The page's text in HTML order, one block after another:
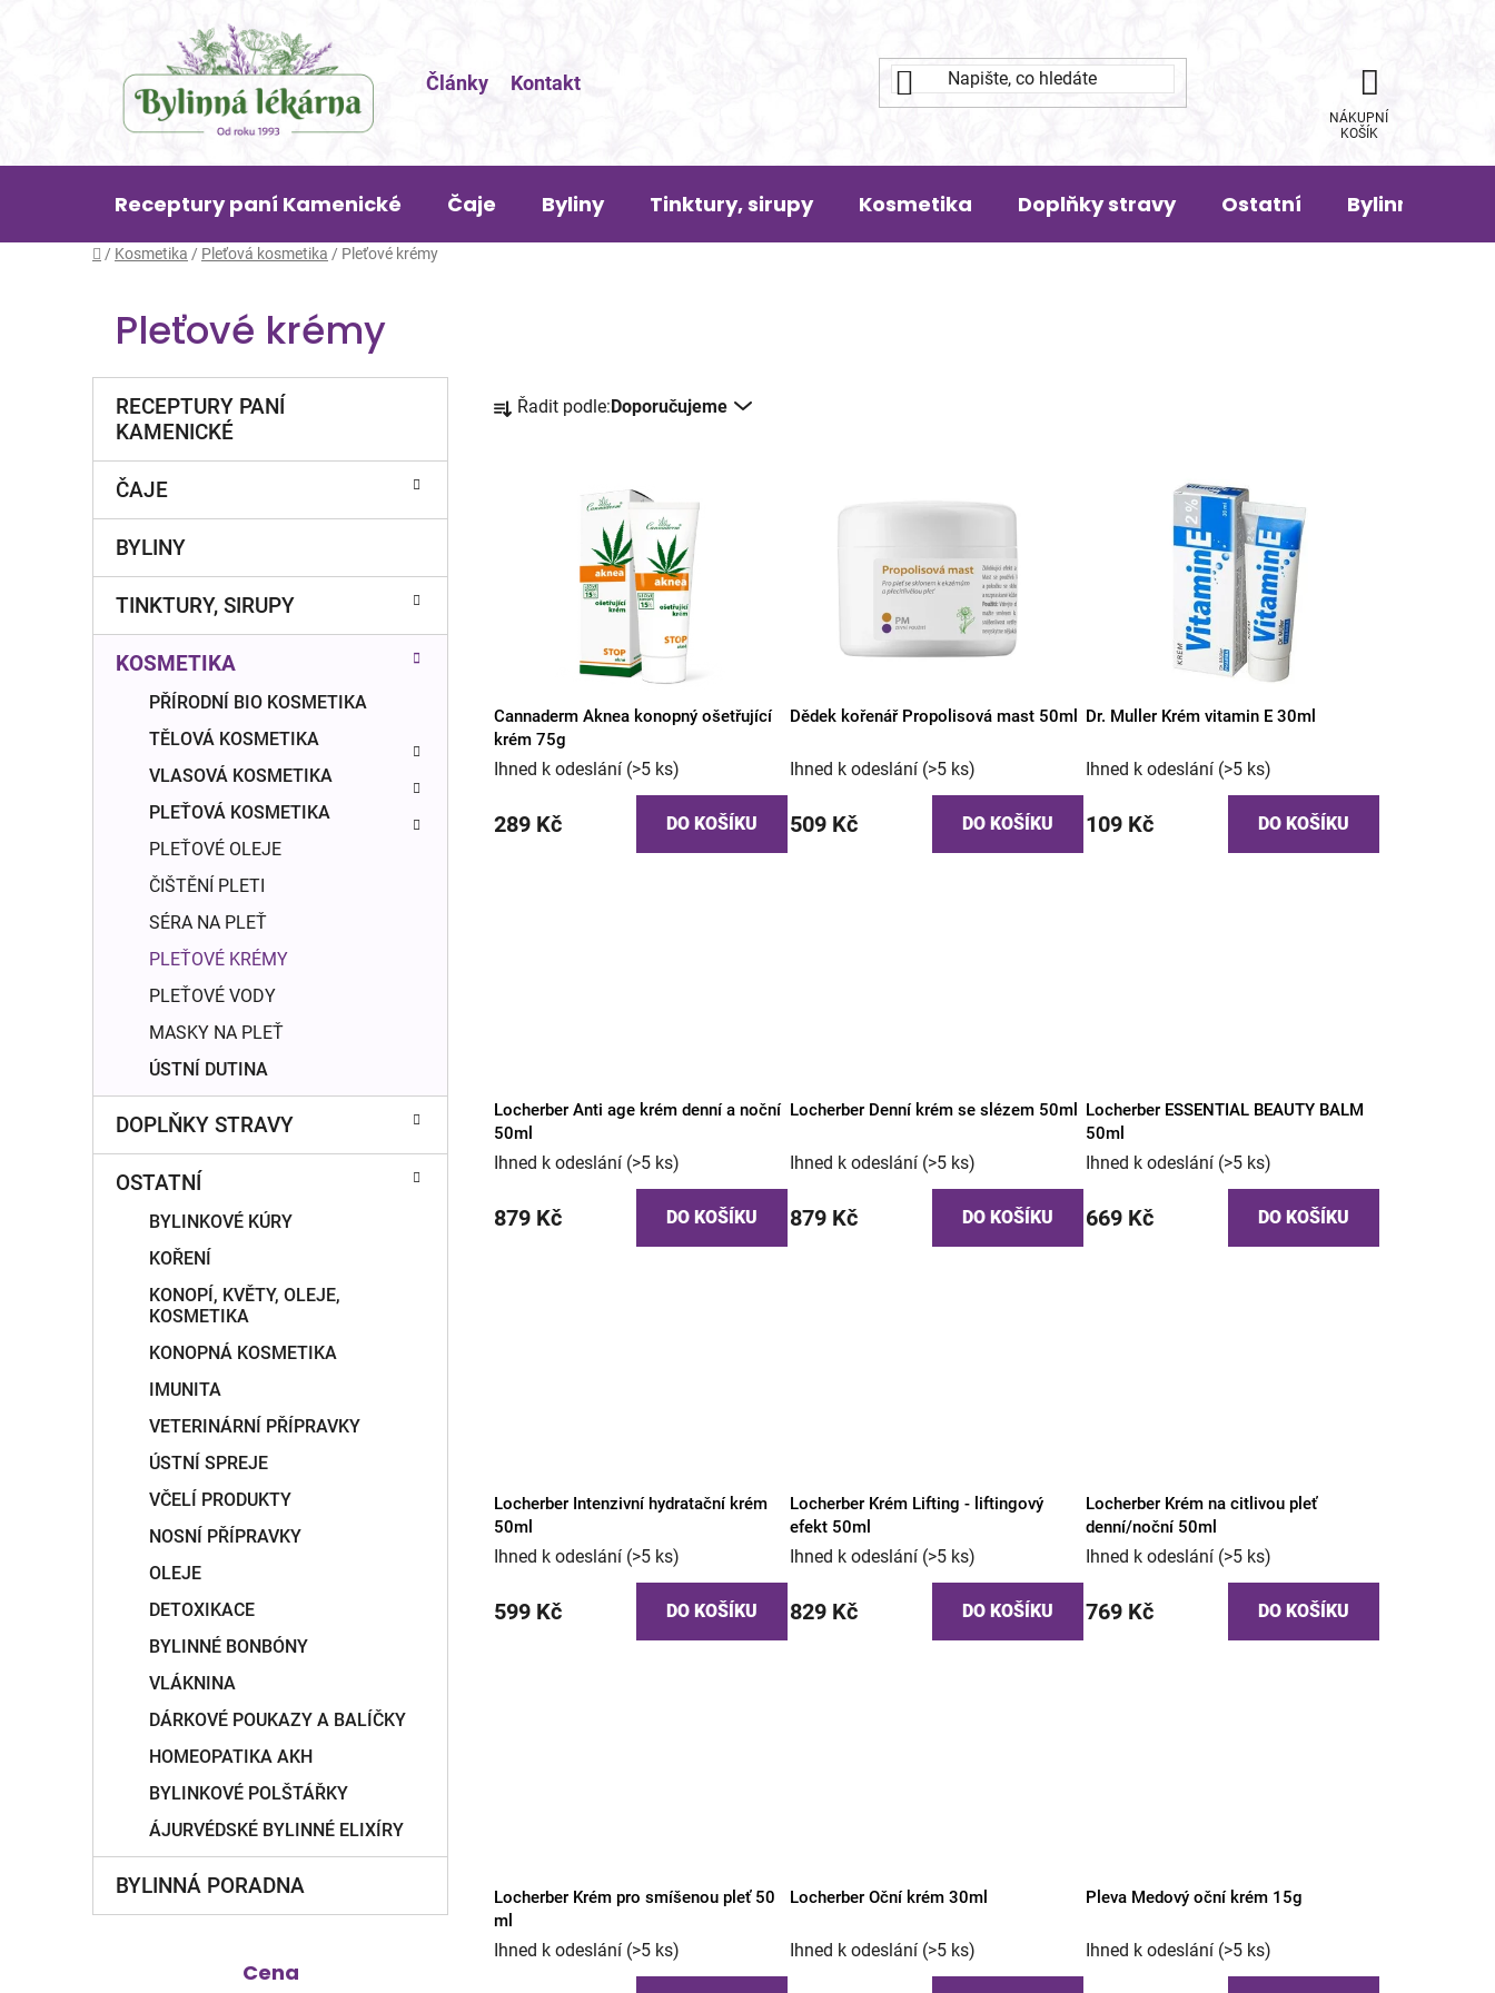
Články Kontakt
NÁKUPNÍ
KOŠÍK
Receptury paní Kamenické Čaje Byliny Tinktury, sirupy Kosmetika Doplňky stravy Ostatní Bylinná
Domů
/ Kosmetika / Pleťová kosmetika / Pleťové krémy
Pleťové krémy
P
kategorie
K
e
o
e
RECEPTURY PANÍ
KAMENICKÉ
ČAJE
BYLINY
TINKTURY, SIRUPY
KOSMETIKA
PŘÍRODNÍ BIO KOSMETIKA
TĚLOVÁ KOSMETIKA
VLASOVÁ KOSMETIKA
PLEŤOVÁ KOSMETIKA
PLEŤOVÉ OLEJE
ČIŠTĚNÍ PLETI
SÉRA NA PLEŤ
PLEŤOVÉ KRÉMY
PLEŤOVÉ VODY
MASKY NA PLEŤ
ÚSTNÍ DUTINA
DOPLŇKY STRAVY
OSTATNÍ
BYLINKOVÉ KÚRY
KOŘENÍ
KONOPÍ, KVĚTY, OLEJE,
KOSMETIKA
KONOPNÁ KOSMETIKA
IMUNITA
VETERINÁRNÍ PŘÍPRAVKY
ÚSTNÍ SPREJE
VČELÍ PRODUKTY
NOSNÍ PŘÍPRAVKY
OLEJE
DETOXIKACE
BYLINNÉ BONBÓNY
VLÁKNINA
DÁRKOVÉ POUKAZY A BALÍČKY
HOMEOPATIKA AKH
BYLINKOVÉ POLŠTÁŘKY
ÁJURVÉDSKÉ BYLINNÉ ELIXÍRY
BYLINNÁ PORADNA
Cena
a
k
t
ů
Řadit podle:Doporučujeme
o
d
u
k
t
Cannaderm Aknea konopný ošetřující
krém 75g
Ihned k odeslání (>5 ks)
289 Kč DO KOŠÍKU
Dědek kořenář Propolisová mast 50ml
Ihned k odeslání (>5 ks)
509 Kč DO KOŠÍKU
Dr. Muller Krém vitamin E 30ml
Ihned k odeslání (>5 ks)
109 Kč DO KOŠÍKU
Locherber Anti age krém denní a noční
50ml
Ihned k odeslání (>5 ks)
879 Kč DO KOŠÍKU
Locherber Denní krém se slézem 50ml
Ihned k odeslání (>5 ks)
879 Kč DO KOŠÍKU
Locherber ESSENTIAL BEAUTY BALM
50ml
Ihned k odeslání (>5 ks)
669 Kč DO KOŠÍKU
Locherber Intenzivní hydratační krém
50ml
Ihned k odeslání (>5 ks)
599 Kč DO KOŠÍKU
Locherber Krém Lifting - liftingový
efekt 50ml
Ihned k odeslání (>5 ks)
829 Kč DO KOŠÍKU
Locherber Krém na citlivou pleť
denní/noční 50ml
Ihned k odeslání (>5 ks)
769 Kč DO KOŠÍKU
Locherber Krém pro smíšenou pleť 50
ml
Ihned k odeslání (>5 ks)
Locherber Oční krém 30ml
Ihned k odeslání (>5 ks)
Pleva Medový oční krém 15g
Ihned k odeslání (>5 ks)